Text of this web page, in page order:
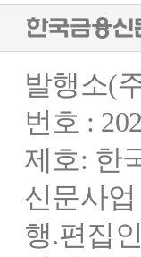
발행소(
번호 :
제호: 한
신문사
행.편집